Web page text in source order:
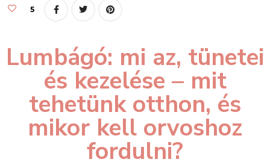
5
Lumbágó: mi az, tünetei
és kezelése – mit
tehetünk otthon, és
mikor kell orvoshoz
fordulni?